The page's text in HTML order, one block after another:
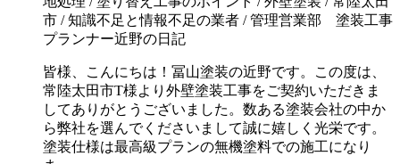
市 / 知識不足と情報不足の業者 / 管理営業部 塗装工事
プランナー近野の日記
皆様、こんにちは！冨山塗装の近野です。この度は、
常陸太田市T様より外壁塗装工事をご契約いただきま
してありがとうございました。数ある塗装会社の中か
ら弊社を選んでくださいまして誠に嬉しく光栄です。
塗装仕様は最高級プランの無機塗料での施工になり